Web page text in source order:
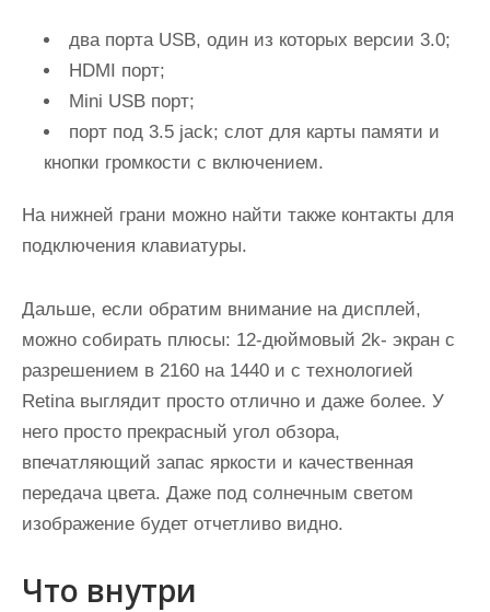
два порта USB, один из которых версии 3.0;
HDMI порт;
Mini USB порт;
порт под 3.5 jack; слот для карты памяти и
кнопки громкости с включением.
На нижней грани можно найти также контакты для
подключения клавиатуры.
Дальше, если обратим внимание на дисплей,
можно собирать плюсы: 12-дюймовый 2k- экран с
разрешением в 2160 на 1440 и с технологией
Retina выглядит просто отлично и даже более. У
него просто прекрасный угол обзора,
впечатляющий запас яркости и качественная
передача цвета. Даже под солнечным светом
изображение будет отчетливо видно.
Что внутри